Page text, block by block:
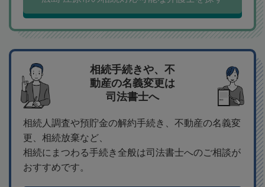
相続手続きや、不
動産の名義変更は
司法書士へ
相続人調査や預貯金の解約手続き、不動産の名義変
更、相続放棄など、
相続にまつわる手続き全般は司法書士へのご相談が
おすすめです。